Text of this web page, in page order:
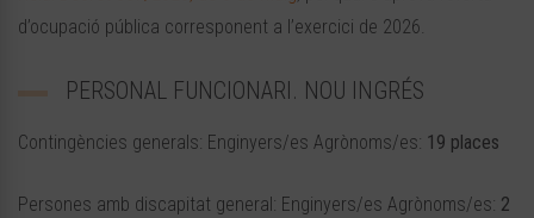
d’ocupació pública corresponent a l’exercici de 2026.
PERSONAL FUNCIONARI. NOU INGRÉS
Contingències generals: Enginyers/es Agrònoms/es: 19 places
Persones amb discapitat general: Enginyers/es Agrònoms/es: 2